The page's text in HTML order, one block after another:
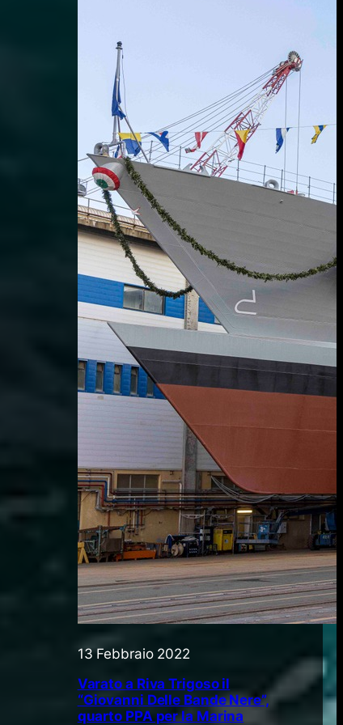
13 Febbraio 2022
Varato a Riva Trigoso il
“Giovanni Delle Bande Nere”,
quarto PPA per la Marina